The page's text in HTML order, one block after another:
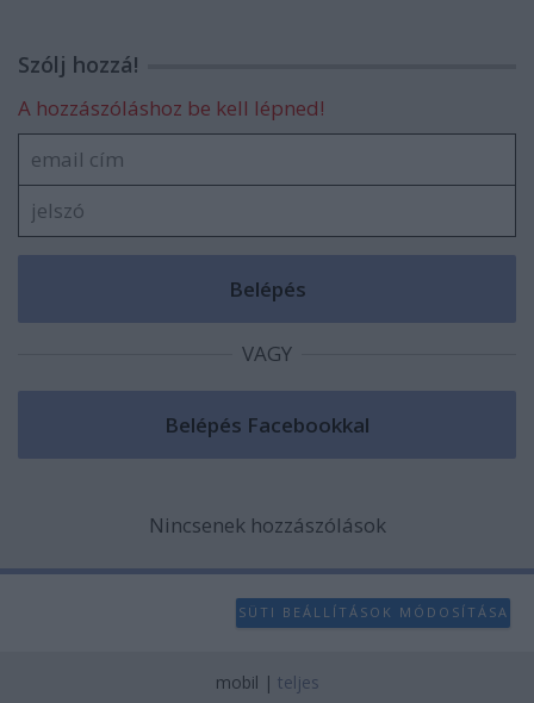
Szólj hozzá!
A hozzászóláshoz be kell lépned!
VAGY
Nincsenek hozzászólások
SÜTI BEÁLLÍTÁSOK MÓDOSÍTÁSA
mobil | teljes